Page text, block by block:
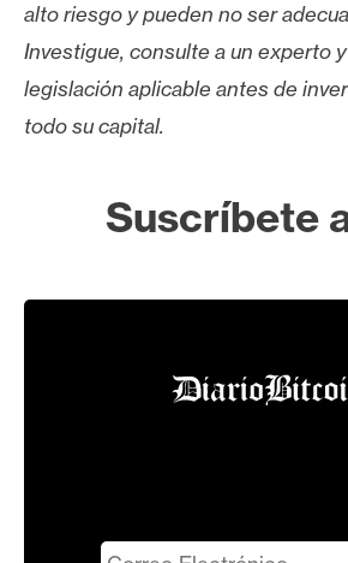
alto riesgo y pueden no ser
Investigue, consulte a un experto
legislación aplicable antes de
todo su capital.
Suscríbete